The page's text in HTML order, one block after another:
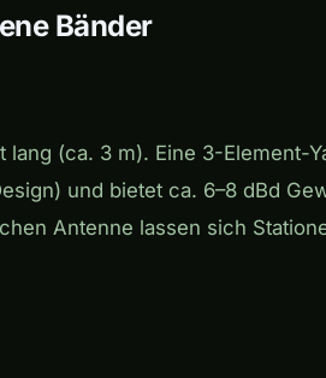
Bänder
(ca. 3 m). Eine 3-Element-
und bietet ca. 6–8 dBd
Antenne lassen sich